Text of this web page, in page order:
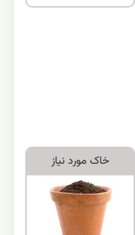
خاک مورد نياز